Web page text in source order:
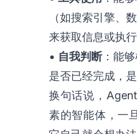
（如搜索引擎、
来获取信息或执行
• 自我判断：能
是否已经完成，
换句话说，
素的智能体，一